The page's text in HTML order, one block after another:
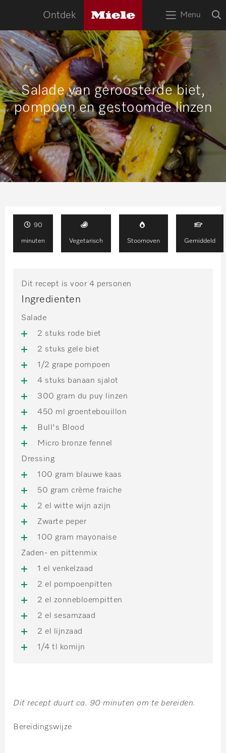
Menu
Open
het
menu
Ontdek
logo
HOME
APPARATEN
RECEPTEN
TIPS
WOONINSPIRATIE
SERVICE
Zoek
Zoek
Salade van geroosterde biet,
pompoen en gestoomde linzen
90
minuten Vegetarisch Stoomoven Gemiddeld
Dit recept is voor 4 personen
Ingredienten
Salade
2 stuks rode biet
2 stuks gele biet
1/2 grape pompoen
4 stuks banaan sjalot
300 gram du puy linzen
450 ml groentebouillon
Bull's Blood
Micro bronze fennel
Dressing
100 gram blauwe kaas
50 gram crème fraiche
2 el witte wijn azijn
Zwarte peper
100 gram mayonaise
Zaden- en pittenmix
1 el venkelzaad
2 el pompoenpitten
2 el zonnebloempitten
2 el sesamzaad
2 el lijnzaad
1/4 tl komijn
Dit recept duurt ca. 90 minuten om te bereiden.
Bereidingswijze